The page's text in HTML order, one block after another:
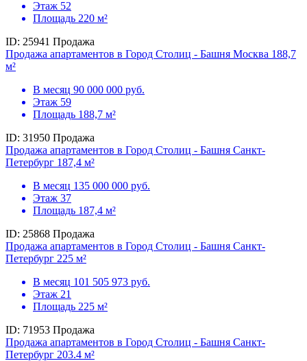
Этаж 52
Площадь 220 м²
ID: 25941 Продажа
Продажа апартаментов в Город Столиц - Башня Москва 188,7
м²
В месяц 90 000 000 руб.
Этаж 59
Площадь 188,7 м²
ID: 31950 Продажа
Продажа апартаментов в Город Столиц - Башня Санкт-
Петербург 187,4 м²
В месяц 135 000 000 руб.
Этаж 37
Площадь 187,4 м²
ID: 25868 Продажа
Продажа апартаментов в Город Столиц - Башня Санкт-
Петербург 225 м²
В месяц 101 505 973 руб.
Этаж 21
Площадь 225 м²
ID: 71953 Продажа
Продажа апартаментов в Город Столиц - Башня Санкт-
Петербург 203.4 м²